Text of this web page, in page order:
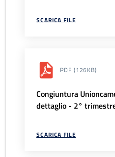
SCARICA FILE
PDF (126KB)
Congiuntura
dettaglio - 2°
SCARICA FILE